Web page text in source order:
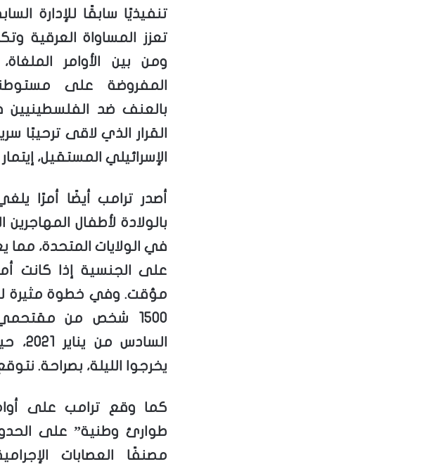
تنفيذيًا سابقًا للإدارة
تعزز المساواة العرقية
ومن بين الأوامر
المفروضة على
بالعنف ضد الفلسطينيين
القرار الذي لاقى ترحيبًا
الإسرائيلي المستقيل،
أصدر ترامب أيضًا أمرًا
بالولادة لأطفال
في الولايات المتحدة، مما
على الجنسية إذا كانت
مؤقت. وفي خطوة مثيرة
1500 شخص من
يخرجوا الليلة، بصراحة.
كما وقع ترامب على
طوارئ وطنية” على
مصنفًا العصابات